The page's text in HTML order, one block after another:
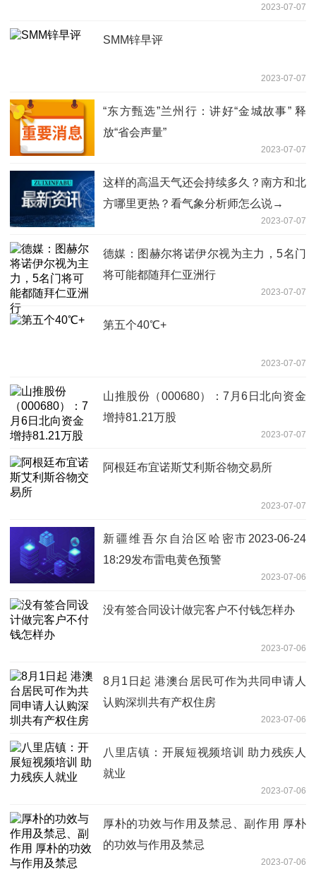
2023-07-07
SMM锌早评
2023-07-07
“东方甄选”兰州行：讲好“金城故事” 释
放“省会声量”
2023-07-07
这样的高温天气还会持续多久？南方和北
方哪里更热？看气象分析师怎么说→
2023-07-07
德媒：图赫尔将诺伊尔视为主力，5名门
将可能都随拜仁亚洲行
2023-07-07
第五个40℃+
2023-07-07
山推股份（000680）：7月6日北向资金
增持81.21万股
2023-07-07
阿根廷布宜诺斯艾利斯谷物交易所
2023-07-07
新疆维吾尔自治区哈密市2023-06-24
18:29发布雷电黄色预警
2023-07-06
没有签合同设计做完客户不付钱怎样办
2023-07-06
8月1日起 港澳台居民可作为共同申请人
认购深圳共有产权住房
2023-07-06
八里店镇：开展短视频培训 助力残疾人
就业
2023-07-06
厚朴的功效与作用及禁忌、副作用 厚朴
的功效与作用及禁忌
2023-07-06